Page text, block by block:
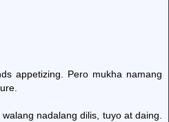
appetizing. Pero mukha namang
nadalang dilis, tuyo at daing.